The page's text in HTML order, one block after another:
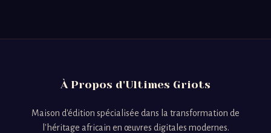
À Propos d'Ultimes Griots
Maison d'édition spécialisée dans la transformation de
l'héritage africain en œuvres digitales modernes.